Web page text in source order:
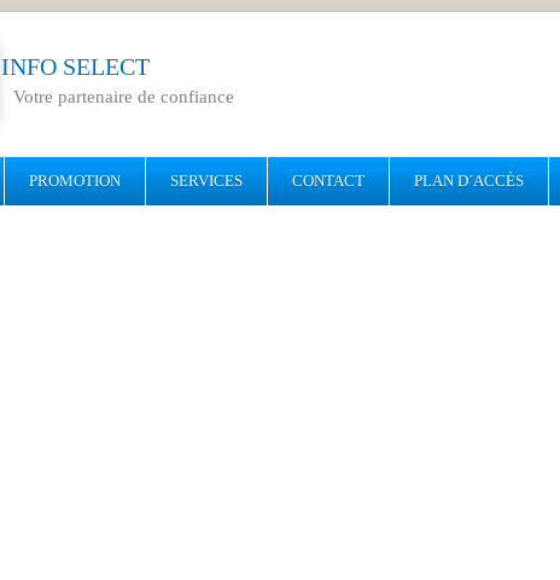
INFO SELECT
Votre partenaire de confiance
PROMOTION SERVICES CONTACT PLAN D´ACCÈS